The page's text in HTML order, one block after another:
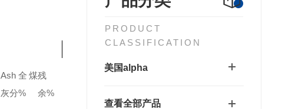
PRODUCT
CLASSIFICATION
美国alpha
查看全部产品
Ash 全煤
灰分%
残
余%